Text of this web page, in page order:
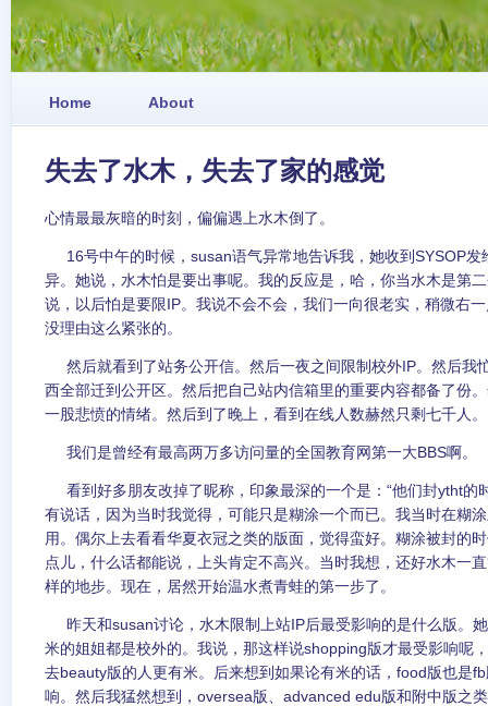
Home About
失去了水木，失去了家的感觉
心情最最灰暗的时刻，偏偏遇上水木倒了。
16号中午的时候，susan语气异常地告诉我，她收到SYSOP发
异。她说，水木怕是要出事呢。我的反应是，哈，你当水木是第
说，以后怕是要限IP。我说不会不会，我们一向很老实，稍微右
没理由这么紧张的。
然后就看到了站务公开信。然后一夜之间限制校外IP。然后我
西全部迁到公开区。然后把自己站内信箱里的重要内容都备了份
一股悲愤的情绪。然后到了晚上，看到在线人数赫然只剩七千人。
我们是曾经有最高两万多访问量的全国教育网第一大BBS啊。
看到好多朋友改掉了昵称，印象最深的一个是：“他们封ytht
有说话，因为当时我觉得，可能只是糊涂一个而已。我当时在糊
用。偶尔上去看看华夏衣冠之类的版面，觉得蛮好。糊涂被封的
点儿，什么话都能说，上头肯定不高兴。当时我想，还好水木一
样的地步。现在，居然开始温水煮青蛙的第一步了。
昨天和susan讨论，水木限制上站IP后最受影响的是什么版。
米的姐姐都是校外的。我说，那这样说shopping版才最受影响呢
去beauty版的人更有米。后来想到如果论有米的话，food版也是
响。然后我猛然想到，oversea版、advanced edu版和附中版之